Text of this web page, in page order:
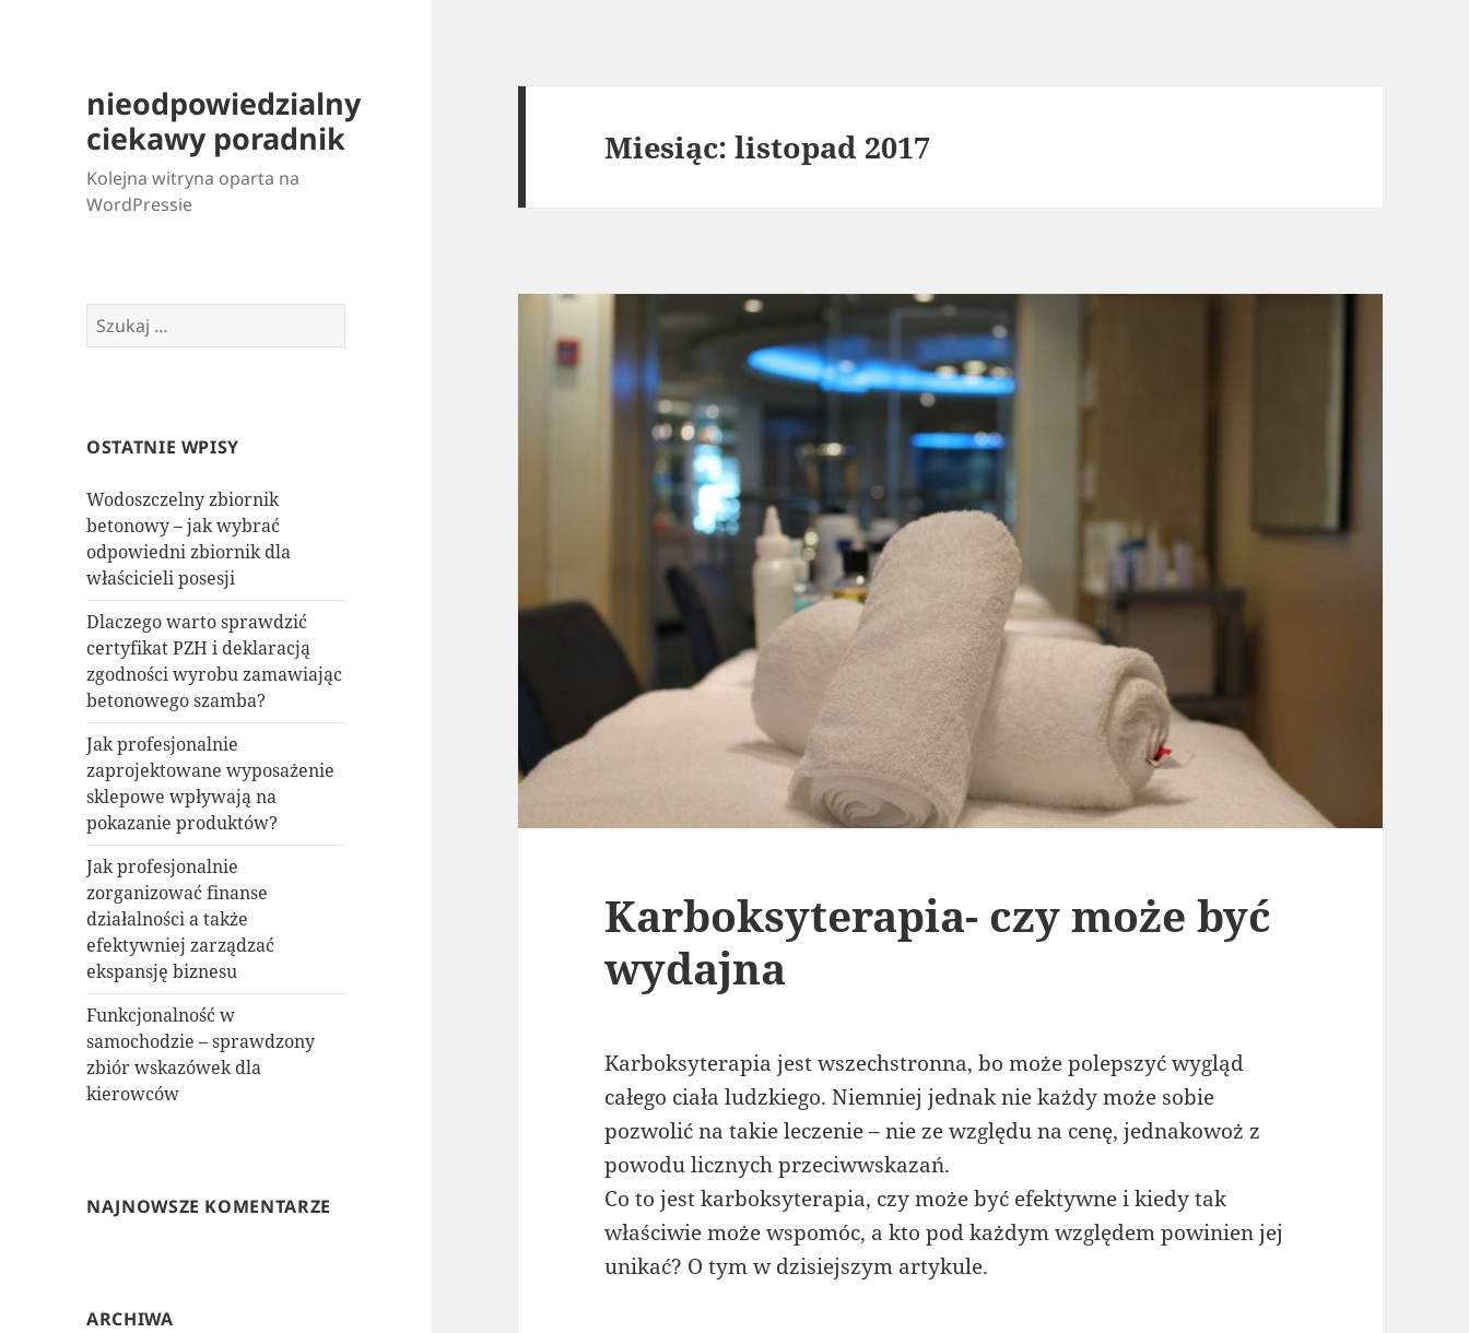
nieodpowiedzialny
ciekawy poradnik
Kolejna witryna oparta na
WordPressie
Szukaj:
OSTATNIE WPISY
Wodoszczelny zbiornik
betonowy – jak wybrać
odpowiedni zbiornik dla
właścicieli posesji
Dlaczego warto sprawdzić
certyfikat PZH i deklaracją
zgodności wyrobu zamawiając
betonowego szamba?
Jak profesjonalnie
zaprojektowane wyposażenie
sklepowe wpływają na
pokazanie produktów?
Jak profesjonalnie
zorganizować finanse
działalności a także
efektywniej zarządzać
ekspansję biznesu
Funkcjonalność w
samochodzie – sprawdzony
zbiór wskazówek dla
kierowców
NAJNOWSZE KOMENTARZE
ARCHIWA
Miesiąc:listopad 2017
Karboksyterapia- czy może być
wydajna
Karboksyterapia jest wszechstronna, bo może polepszyć wygląd
całego ciała ludzkiego. Niemniej jednak nie każdy może sobie
pozwolić na takie leczenie – nie ze względu na cenę, jednakowoż z
powodu licznych przeciwwskazań.
Co to jest karboksyterapia, czy może być efektywne i kiedy tak
właściwie może wspomóc, a kto pod każdym względem powinien jej
unikać? O tym w dzisiejszym artykule.